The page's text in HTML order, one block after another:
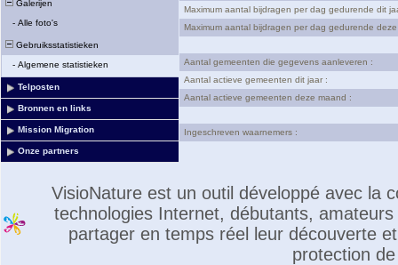
Galerijen
- Alle foto's
Gebruiksstatistieken
- Algemene statistieken
Telposten
Bronnen en links
Mission Migration
Onze partners
Maximum aantal bijdragen per dag gedurende dit
Maximum aantal bijdragen per dag gedurende
Aantal gemeenten die gegevens aanleveren :
Aantal actieve gemeenten dit jaar :
Aantal actieve gemeenten deze maand :
Ingeschreven waarnemers :
VisioNature est un outil développé avec la
technologies Internet, débutants,
partager en temps réel leur découverte
protection